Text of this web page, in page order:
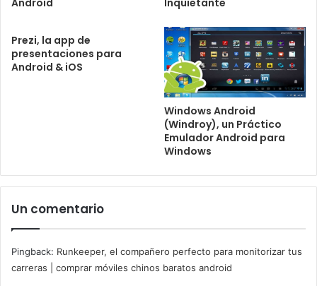
Prezi, la app de
presentaciones para
Android & iOS
Windows Android
(Windroy), un Práctico
Emulador Android para
Windows
Un comentario
Pingback: Runkeeper, el compañero perfecto para monitorizar tus
carreras | comprar móviles chinos baratos android